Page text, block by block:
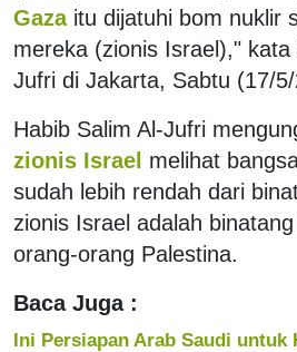
Gaza itu dijatuhi bom nuklir
mereka (zionis Israel)," kata
Jufri di Jakarta, Sabtu (17/
Habib Salim Al-Jufri
zionis Israel melihat
sudah lebih rendah dari
zionis Israel adalah
orang-orang Palestina.
Baca Juga :
Ini Persiapan Arab Saudi untuk